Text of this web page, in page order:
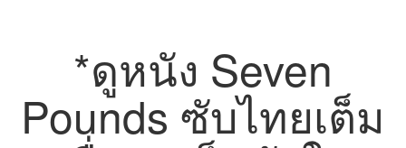
*ดูหนัง Seven
Pounds ซับไทยเต็ม